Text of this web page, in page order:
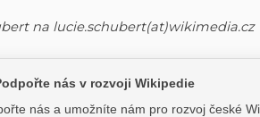
na lucie.schubert(at)wikimedia.cz